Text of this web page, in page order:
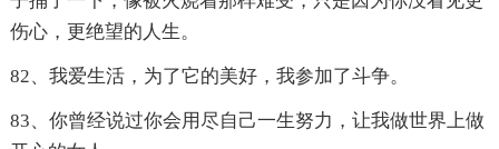
伤心，更绝望的人生。
82、我爱生活，为了它的美好，我参加了斗争。
83、你曾经说过你会用尽自己一生努力，让我做世界上做